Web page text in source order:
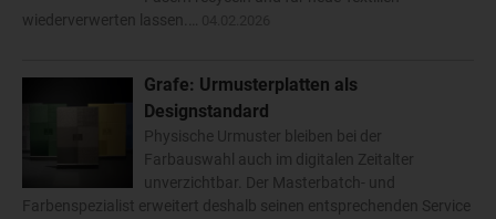
wiederverwerten lassen.…
Grafe: Urmusterplatten als
Designstandard
Physische Urmuster bleiben bei der
Farbauswahl auch im digitalen Zeitalter
unverzichtbar. Der Masterbatch- und
Farbenspezialist erweitert deshalb seinen entsprechenden Service